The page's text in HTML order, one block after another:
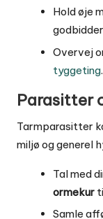
Hold øje
Overvej
tyggeting.
Parasitter
Tarmparasitter
miljø og generel
Tal med
ormekur
Samle